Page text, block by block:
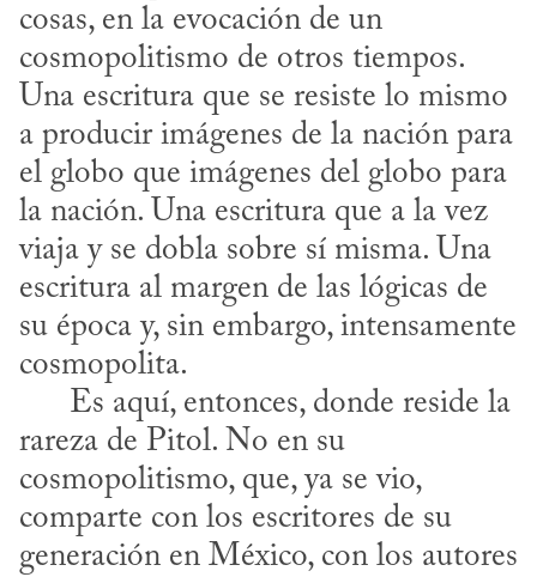
cosas, en la evocación de un
cosmopolitismo de otros tiempos.
Una escritura que se resiste lo mismo
a producir imágenes de la nación para
el globo que imágenes del globo para
la nación. Una escritura que a la vez
viaja y se dobla sobre sí misma. Una
escritura al margen de las lógicas de
su época y, sin embargo, intensamente
cosmopolita.
rareza de Pitol. No en su
cosmopolitismo, que, ya se vio,
comparte con los escritores de su
generación en México, con los autores